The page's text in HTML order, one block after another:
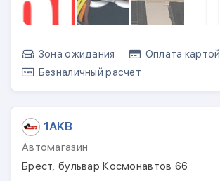
Зона ожидания
Оплата картой
Безналичный расчет
1AKB
Автомагазин
Брест, бульвар Космонавтов 66